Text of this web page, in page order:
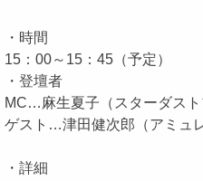
・時間
15：00～15：45（予定）
・登壇者
MC…麻生夏子（スターダスト
ゲスト…津田健次郎（アミュ
・詳細